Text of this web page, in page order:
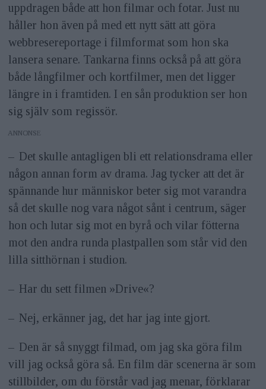
uppdragen både att hon filmar och fotar. Just nu
håller hon även på med ett nytt sätt att göra
webbresereportage i filmformat som hon ska
lansera senare. Tankarna finns också på att göra
både långfilmer och kortfilmer, men det ligger
längre in i framtiden. I en sån produktion ser hon
sig själv som regissör.
ANNONS
– Det skulle antagligen bli ett relationsdrama eller
någon annan form av drama. Jag tycker att det är
spännande hur människor beter sig mot varandra
så det skulle nog vara något sånt i centrum, säger
hon och lutar sig mot en byrå och vilar fötterna
mot den andra runda plastpallen som står vid den
lilla sitthörnan i studion.
– Har du sett filmen »Drive«?
– Nej, erkänner jag, det har jag inte gjort.
– Den är så snyggt filmad, om jag ska göra film
vill jag också göra så. En film där scenerna är som
stillbilder, om du förstår vad jag menar, förklarar